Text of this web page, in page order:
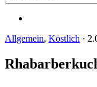
Allgemein, Köstlich ·